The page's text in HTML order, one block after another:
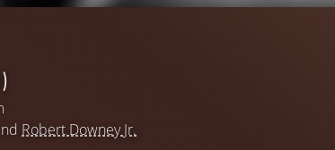
Robert Downey Jr.